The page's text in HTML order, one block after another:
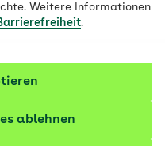
Weitere Informationen
.
ablehnen